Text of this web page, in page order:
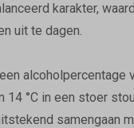
karakter,
uit te dagen.
alcoholpercentage
14 °C in een stoer
samengaan